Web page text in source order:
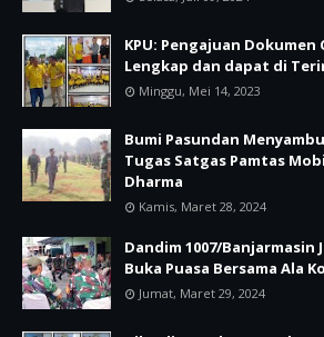
KPU: Pengajuan
Lengkap dan dapat di
Minggu, Mei 14, 2023
Bumi Pasundan
Tugas Satgas Pamtas
Dharma
Kamis, Maret 28, 2024
Dandim 1007/Banjarmasin
Buka Puasa Bersama Ala
Jumat, Maret 29, 2024